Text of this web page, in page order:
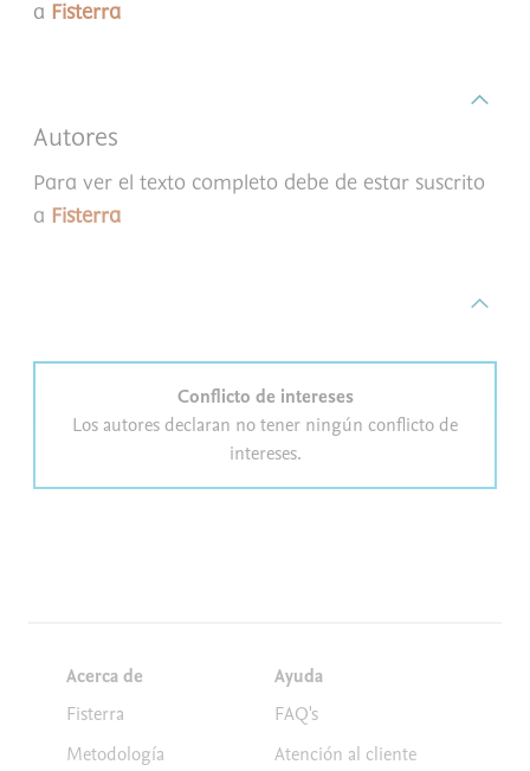
a Fisterra
Autores
Para ver el texto completo debe de estar suscrito
a Fisterra
Conflicto de intereses
Los autores declaran no tener ningún conflicto de
intereses.
Acerca de
Fisterra
Metodología
Ayuda
FAQ's
Atención al cliente